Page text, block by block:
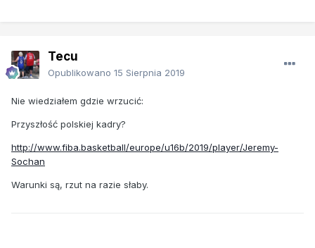
Tecu
Opublikowano 15 Sierpnia 2019
Nie wiedziałem gdzie wrzucić:
Przyszłość polskiej kadry?
http://www.fiba.basketball/europe/u16b/2019/player/Jeremy-
Sochan
Warunki są, rzut na razie słaby.